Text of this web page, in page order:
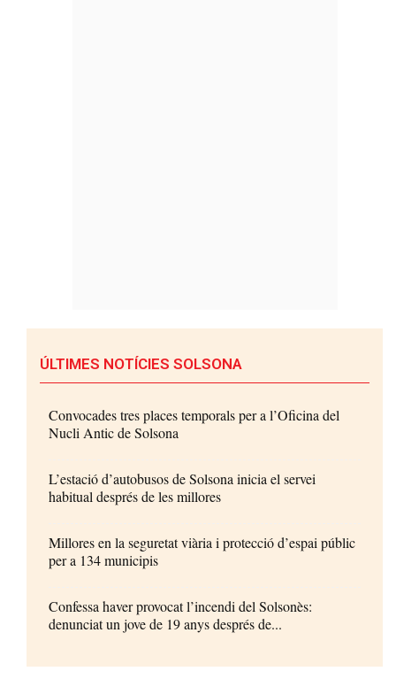
ÚLTIMES NOTÍCIES SOLSONA
Convocades tres places temporals per a l’Oficina del
Nucli Antic de Solsona
L’estació d’autobusos de Solsona inicia el servei
habitual després de les millores
Millores en la seguretat viària i protecció d’espai públic
per a 134 municipis
Confessa haver provocat l’incendi del Solsonès:
denunciat un jove de 19 anys després de...